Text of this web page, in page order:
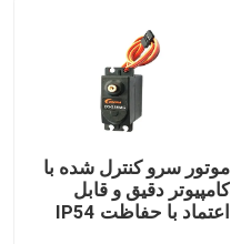
موتور سرو کنترل شده با
کامپیوتر دقیق و قابل
اعتماد با حفاظت IP54